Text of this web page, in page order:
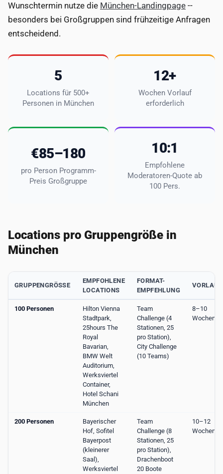
Wunschtermin nutze die München-Landingpage --
besonders bei Großgruppen sind frühzeitige Anfragen
entscheidend.
5
Locations für 500+
Personen in München
12+
Wochen Vorlauf
erforderlich
€85–180
pro Person Programm-
Preis Großgruppe
10:1
Empfohlene
Moderatoren-Quote ab
100 Pers.
Locations pro Gruppengröße in
München
GRUPPENGRÖSSE
EMPFOHLENE
LOCATIONS
FORMAT-
EMPFEHLUNG
VORLAUF
100 Personen
Hilton Vienna
Stadtpark,
25hours The
Royal
Bavarian,
BMW Welt
Auditorium,
Werksviertel
Container,
Hotel Schani
München
Team
Challenge (4
Stationen, 25
pro Station),
City Challenge
(10 Teams)
8–10
Wochen
200 Personen
Bayerischer
Hof, Sofitel
Bayerpost
(kleinerer
Saal),
Werksviertel
Team
Challenge (8
Stationen, 25
pro Station),
Drachenboot
20 Boote
10–12
Wochen